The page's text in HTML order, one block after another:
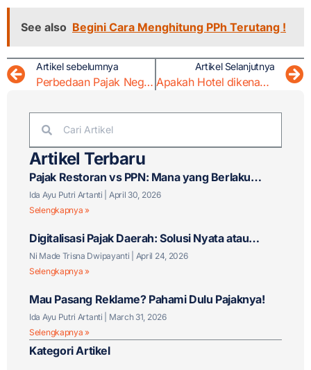
See also Begini Cara Menghitung PPh Terutang !
Artikel sebelumnya
Perbedaan Pajak Negara Dan Pajak Daerah
Artikel Selanjutnya
Apakah Hotel dikenakan PPh 23? Ini Jawabannya!
Artikel Terbaru
Pajak Restoran vs PPN: Mana yang Berlaku
untuk Bisnis F&B Anda?
Ida Ayu Putri Artanti
April 30, 2026
Selengkapnya »
Digitalisasi Pajak Daerah: Solusi Nyata atau
Tantangan Baru?
Ni Made Trisna Dwipayanti
April 24, 2026
Selengkapnya »
Mau Pasang Reklame? Pahami Dulu Pajaknya!
Ida Ayu Putri Artanti
March 31, 2026
Selengkapnya »
Kategori Artikel